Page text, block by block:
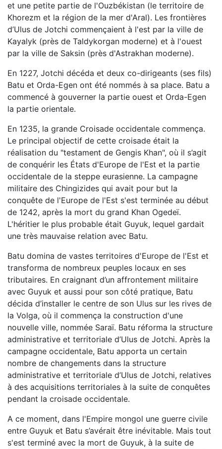
et une petite partie de l'Ouzbékistan (le territoire de
Khorezm et la région de la mer d'Aral). Les frontières
d’Ulus de Jotchi commençaient à l'est par la ville de
Kayalyk (près de Taldykorgan moderne) et à l'ouest
par la ville de Saksin (près d'Astrakhan moderne).
En 1227, Jotchi décéda et deux co-dirigeants (ses fils)
Batu et Orda-Egen ont été nommés à sa place. Batu a
commencé à gouverner la partie ouest et Orda-Egen
la partie orientale.
En 1235, la grande Croisade occidentale commença.
Le principal objectif de cette croisade était la
réalisation du "testament de Gengis Khan", où il s’agit
de conquérir les États d'Europe de l'Est et la partie
occidentale de la steppe eurasienne. La campagne
militaire des Chingizides qui avait pour but la
conquête de l'Europe de l'Est s'est terminée au début
de 1242, après la mort du grand Khan Ogedeï.
L'héritier le plus probable était Guyuk, lequel gardait
une très mauvaise relation avec Batu.
Batu domina de vastes territoires d'Europe de l'Est et
transforma de nombreux peuples locaux en ses
tributaires. En craignant d’un affrontement militaire
avec Guyuk et aussi pour son côté pratique, Batu
décida d’installer le centre de son Ulus sur les rives de
la Volga, où il commença la construction d'une
nouvelle ville, nommée Saraï. Batu réforma la structure
administrative et territoriale d’Ulus de Jotchi. Après la
campagne occidentale, Batu apporta un certain
nombre de changements dans la structure
administrative et territoriale d’Ulus de Jotchi, relatives
à des acquisitions territoriales à la suite de conquêtes
pendant la croisade occidentale.
A ce moment, dans l'Empire mongol une guerre civile
entre Guyuk et Batu s’avérait être inévitable. Mais tout
s'est terminé avec la mort de Guyuk, à la suite de